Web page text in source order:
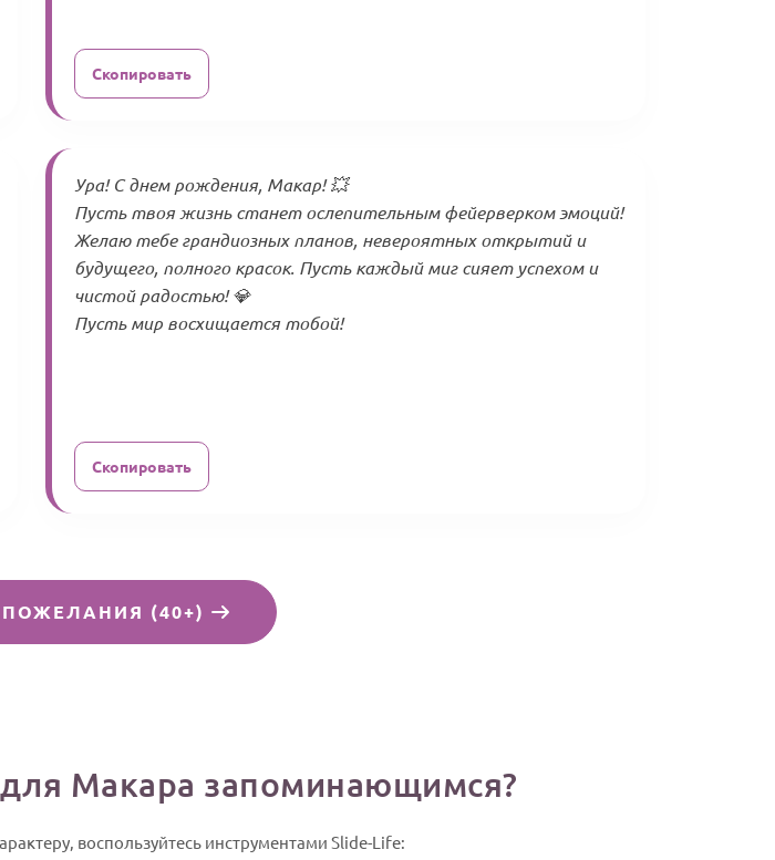
Скопировать
Ура! С днем рождения, Макар! 💥
Пусть твоя жизнь станет ослепительным фейерверком эмоций!
Желаю тебе грандиозных планов, невероятных открытий и
будущего, полного красок. Пусть каждый миг сияет успехом и
чистой радостью! 💎
Пусть мир восхищается тобой!
Скопировать
(40+)
Макара запоминающимся?
воспользуйтесь инструментами Slide-Life: